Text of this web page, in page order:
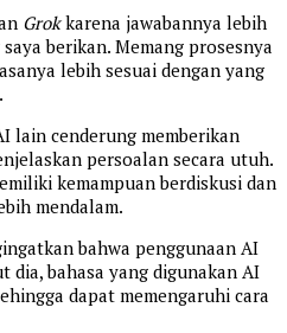
Grokkarena jawabannya lebih
berikan. Memang prosesnya
lebih sesuai dengan yang
lain cenderung memberikan
persoalan secara utuh.
kemampuan berdiskusi dan
mendalam.
bahwa penggunaan AI
bahasa yang digunakan AI
dapat memengaruhi cara